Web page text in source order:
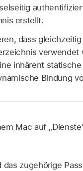
erstellt.
dass
verwendet
inhärent
Bindung
Mac auf
zugehörige